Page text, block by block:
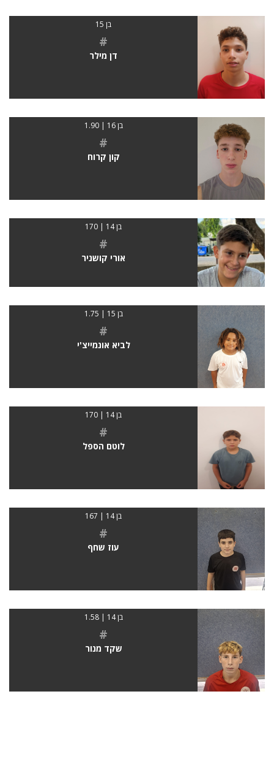
בן 15
#
דן מילר
בן 16 | 1.90
#
קון קרוח
בן 14 | 170
#
אורי קושניר
בן 15 | 1.75
#
לביא אונמייצ'י
בן 14 | 170
#
לוטם הספל
בן 14 | 167
#
עוז שחף
בן 14 | 1.58
#
שקד מנור